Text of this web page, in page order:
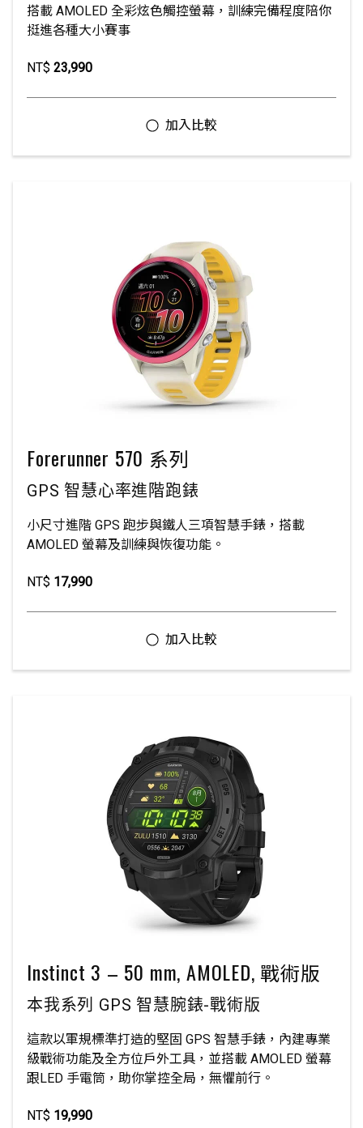
搭載 AMOLED 全彩炫色觸控螢幕，訓練完備程度陪你
挺進各種大小賽事
NT$ 23,990
Forerunner 570 系列
GPS 智慧心率進階跑錶
小尺寸進階 GPS 跑步與鐵人三項智慧手錶，搭載
AMOLED 螢幕及訓練與恢復功能。
NT$ 17,990
Instinct 3 – 50 mm, AMOLED, 戰術版
本我系列 GPS 智慧腕錶-戰術版
這款以軍規標準打造的堅固 GPS 智慧手錶，內建專業
級戰術功能及全方位戶外工具，並搭載 AMOLED 螢幕
跟LED 手電筒，助你掌控全局，無懼前行。
NT$ 19,990